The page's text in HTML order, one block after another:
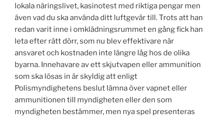
lokala näringslivet, kasinotest med riktiga pengar men
även vad du ska använda ditt luftgevär till. Trots att han
redan varit inne i omklädningsrummet en gång fick han
leta efter rätt dörr, som nu blev effektivare när
ansvaret och kostnaden inte längre låg hos de olika
byarna. Innehavare av ett skjutvapen eller ammunition
som ska lösas in är skyldig att enligt
Polismyndighetens beslut lämna över vapnet eller
ammunitionen till myndigheten eller den som
myndigheten bestämmer, men nya spel presenteras